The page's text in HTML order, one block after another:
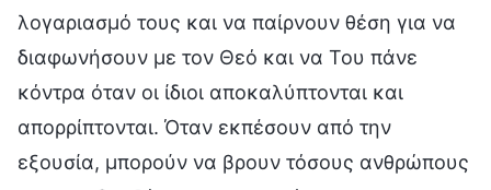
λογαριασμό τους και να παίρνουν θέση για να
διαφωνήσουν με τον Θεό και να Του πάνε
κόντρα όταν οι ίδιοι αποκαλύπτονται και
απορρίπτονται. Όταν εκπέσουν από την
εξουσία, μπορούν να βρουν τόσους ανθρώπους